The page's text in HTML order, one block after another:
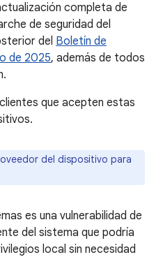
completa de
de seguridad del
del Boletín de
de 2025, además de todos
que acepten estas
del dispositivo para
es una vulnerabilidad de
del sistema que podría
local sin necesidad